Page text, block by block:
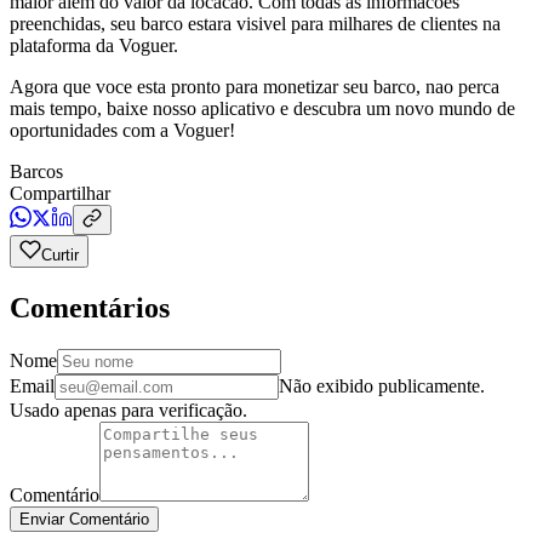
preenchidas, seu barco estara visivel para milhares de clientes na
plataforma da Voguer.
Agora que voce esta pronto para monetizar seu barco, nao perca
mais tempo, baixe nosso aplicativo e descubra um novo mundo de
oportunidades com a Voguer!
Barcos
Compartilhar
Curtir
Comentários
Nome
Email
Não exibido publicamente.
Usado apenas para verificação.
Comentário
Enviar Comentário